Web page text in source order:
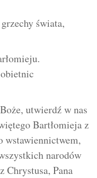
świata,
utwierdź w nas
Bartłomieja z
wstawiennictwem,
narodów
Chrystusa, Pana